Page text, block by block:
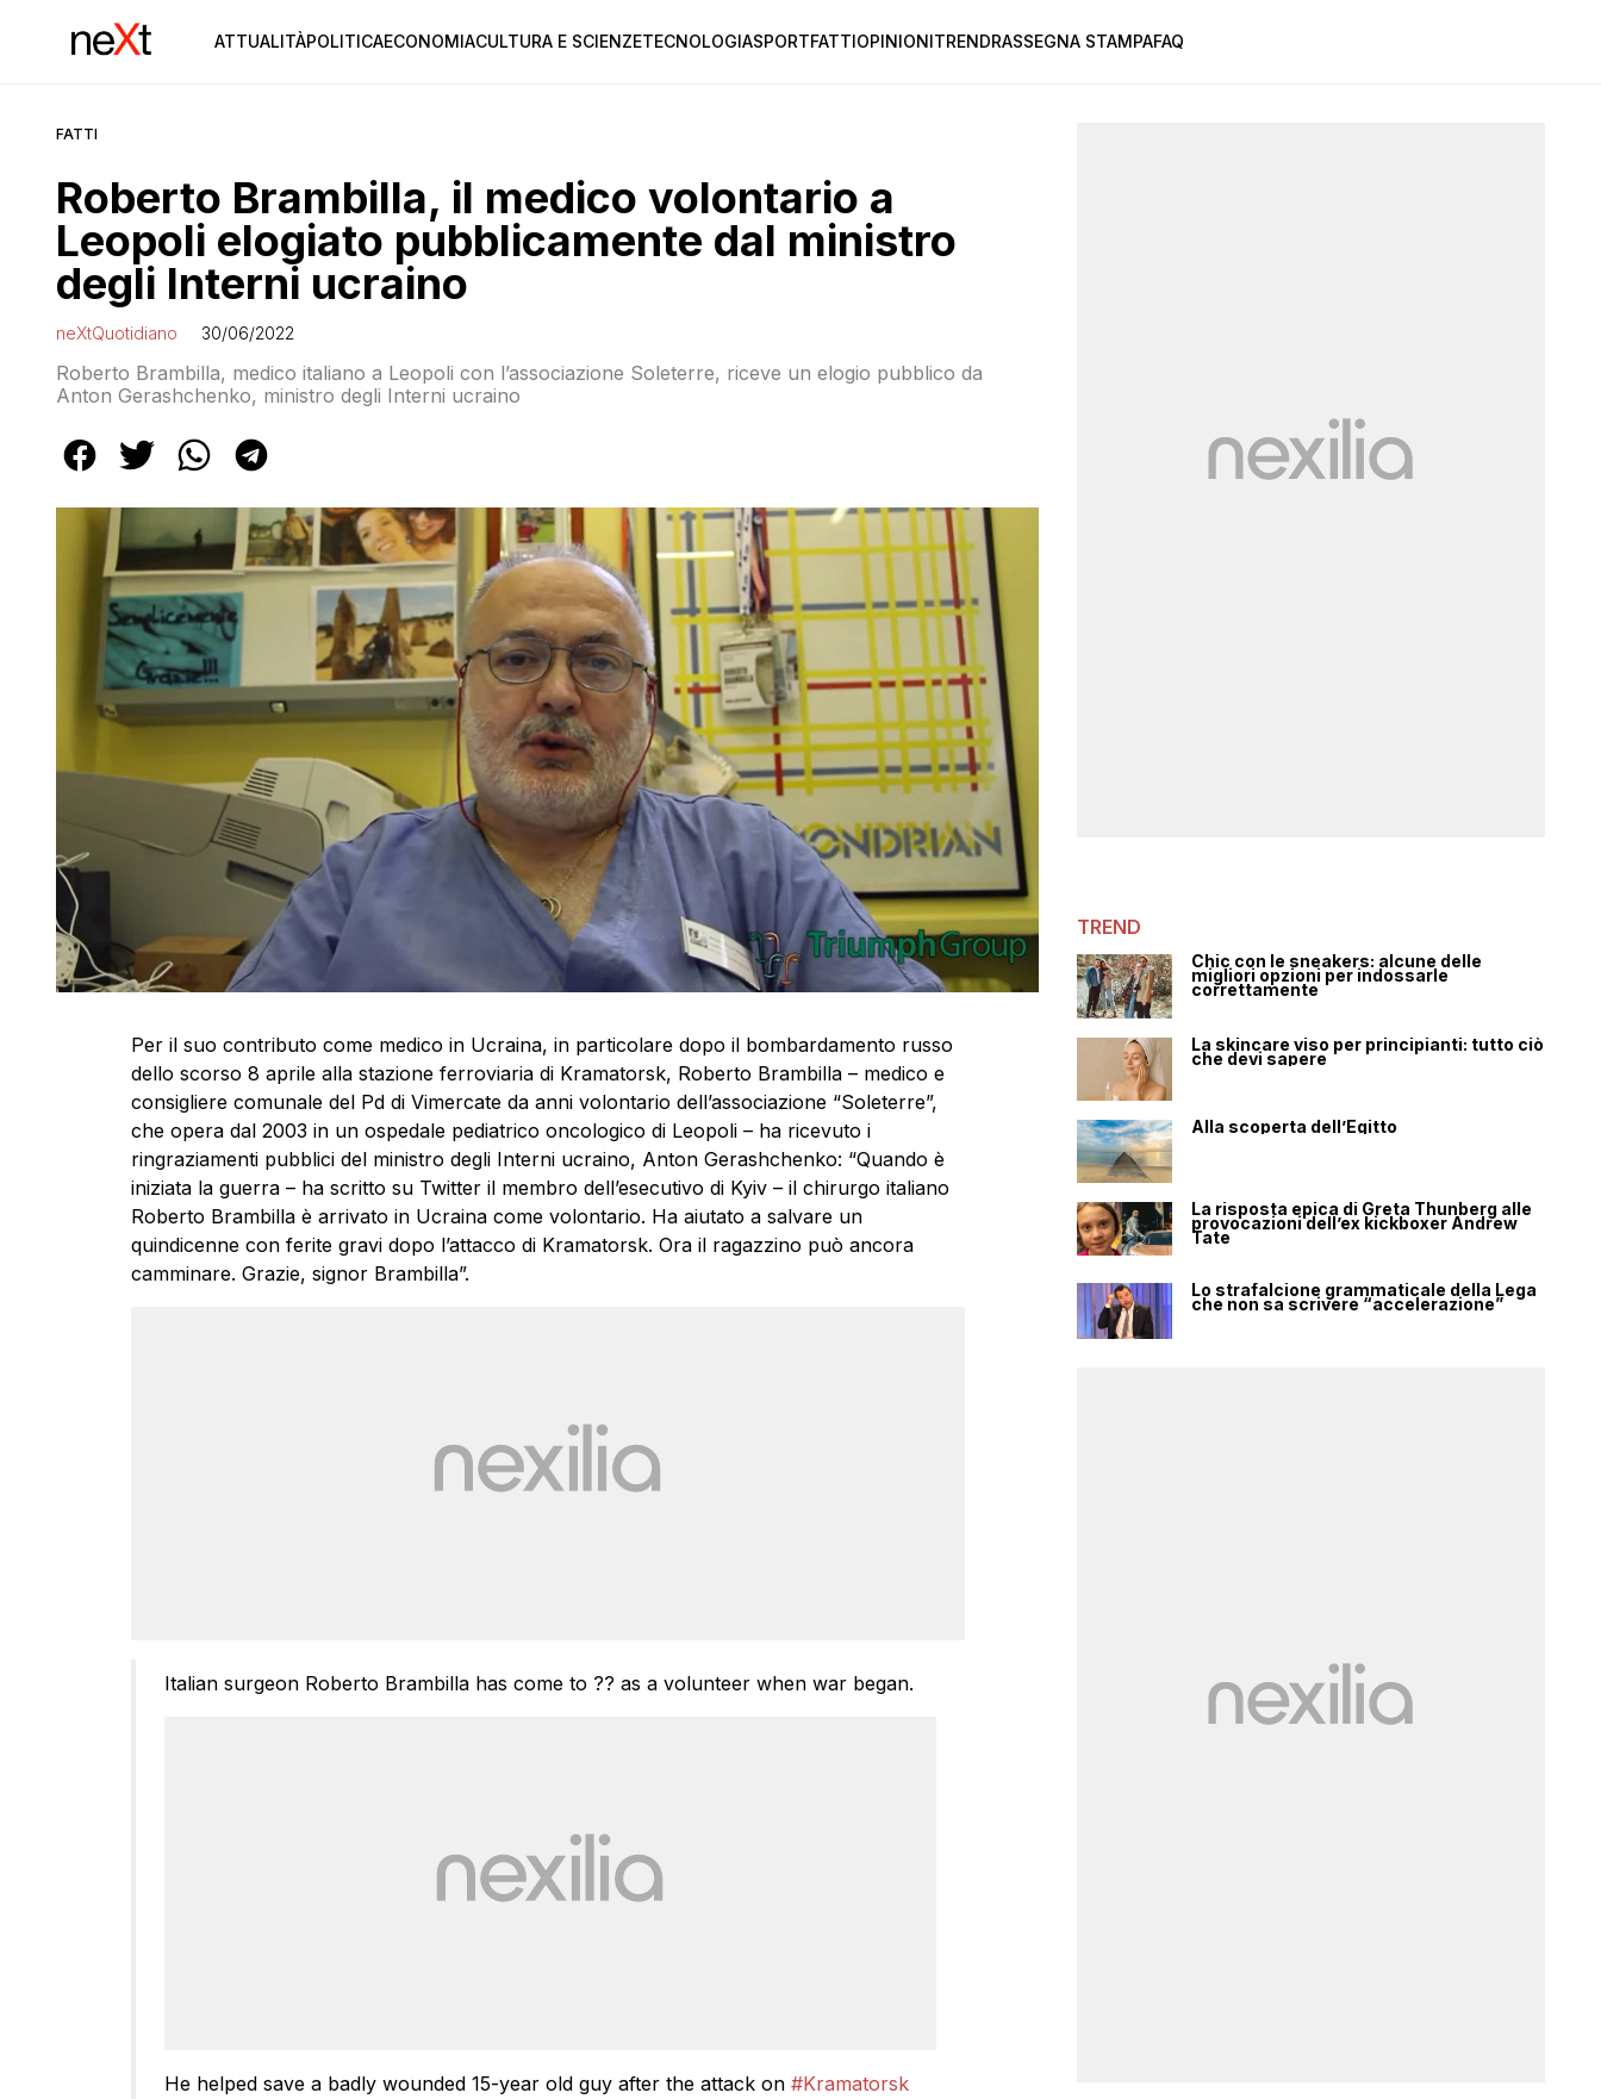
ATTUALITÀPOLITICAECONOMIACULTURA E SCIENZETECNOLOGIASPORTFATTIOPINIONITRENDRASSEGNA STAMPAFAQ
FATTI
Roberto Brambilla, il medico volontario a
Leopoli elogiato pubblicamente dal ministro
degli Interni ucraino
neXtQuotidiano 30/06/2022
Roberto Brambilla, medico italiano a Leopoli con l’associazione Soleterre, riceve un elogio pubblico da
Anton Gerashchenko, ministro degli Interni ucraino
Per il suo contributo come medico in Ucraina, in particolare dopo il bombardamento russo
dello scorso 8 aprile alla stazione ferroviaria di Kramatorsk, Roberto Brambilla – medico e
consigliere comunale del Pd di Vimercate da anni volontario dell’associazione “Soleterre”,
che opera dal 2003 in un ospedale pediatrico oncologico di Leopoli – ha ricevuto i
ringraziamenti pubblici del ministro degli Interni ucraino, Anton Gerashchenko: “Quando è
iniziata la guerra – ha scritto su Twitter il membro dell’esecutivo di Kyiv – il chirurgo italiano
Roberto Brambilla è arrivato in Ucraina come volontario. Ha aiutato a salvare un
quindicenne con ferite gravi dopo l’attacco di Kramatorsk. Ora il ragazzino può ancora
camminare. Grazie, signor Brambilla”.
Italian surgeon Roberto Brambilla has come to ?? as a volunteer when war began.
He helped save a badly wounded 15-year old guy after the attack on #Kramatorsk
TREND
Chic con le sneakers: alcune delle
migliori opzioni per indossarle
correttamente
La skincare viso per principianti: tutto ciò
che devi sapere
Alla scoperta dell’Egitto
La risposta epica di Greta Thunberg alle
provocazioni dell’ex kickboxer Andrew
Tate
Lo strafalcione grammaticale della Lega
che non sa scrivere “accelerazione”